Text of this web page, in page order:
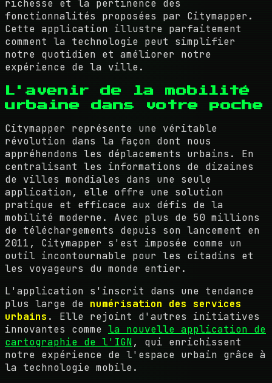
richesse et la pertinence des
fonctionnalités proposées par Citymapper.
Cette application illustre parfaitement
comment la technologie peut simplifier
notre quotidien et améliorer notre
expérience de la ville.
L'avenir de la mobilité
urbaine dans votre poche
Citymapper représente une véritable
révolution dans la façon dont nous
appréhendons les déplacements urbains. En
centralisant les informations de dizaines
de villes mondiales dans une seule
application, elle offre une solution
pratique et efficace aux défis de la
mobilité moderne. Avec plus de 50 millions
de téléchargements depuis son lancement en
2011, Citymapper s'est imposée comme un
outil incontournable pour les citadins et
les voyageurs du monde entier.
L'application s'inscrit dans une tendance
plus large de numérisation des services
urbains . Elle rejoint d'autres initiatives
innovantes comme la nouvelle application de
cartographie de l'IGN, qui enrichissent
notre expérience de l'espace urbain grâce à
la technologie mobile.